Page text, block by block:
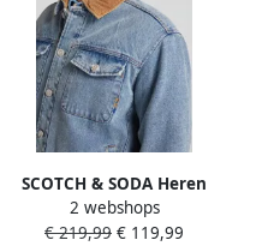
SCOTCH & SODA Heren
Jassen Cord Collar Indigo
Teddy Jacke Blauw
2 webshops
€ 219,99 € 119,99